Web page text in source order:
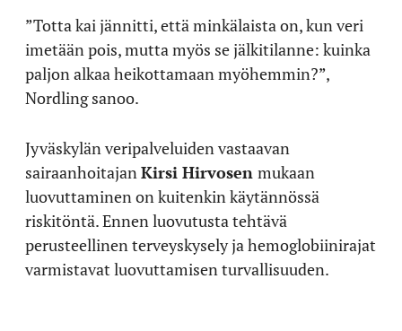
”Totta kai jännitti, että minkälaista on, kun veri
imetään pois, mutta myös se jälkitilanne: kuinka
paljon alkaa heikottamaan myöhemmin?”,
Nordling sanoo.
Jyväskylän veripalveluiden vastaavan
sairaanhoitajan Kirsi Hirvosen mukaan
luovuttaminen on kuitenkin käytännössä
riskitöntä. Ennen luovutusta tehtävä
perusteellinen terveyskysely ja hemoglobiinirajat
varmistavat luovuttamisen turvallisuuden.